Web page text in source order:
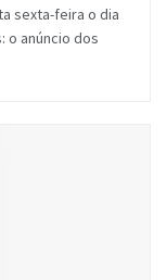
sexta-feira o dia
o anúncio dos